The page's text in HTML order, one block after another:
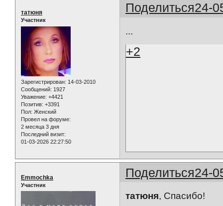
Поделиться24-
татюня
Участник
Зарегистрирован: 14-03-2010
Сообщений: 1927
Уважение: +4421
Позитив: +3391
Пол: Женский
Провел на форуме:
2 месяца 3 дня
Последний визит:
01-03-2026 22:27:50
...
+2
Поделиться24-
Emmochka
Участник
татюня, Спасибо!